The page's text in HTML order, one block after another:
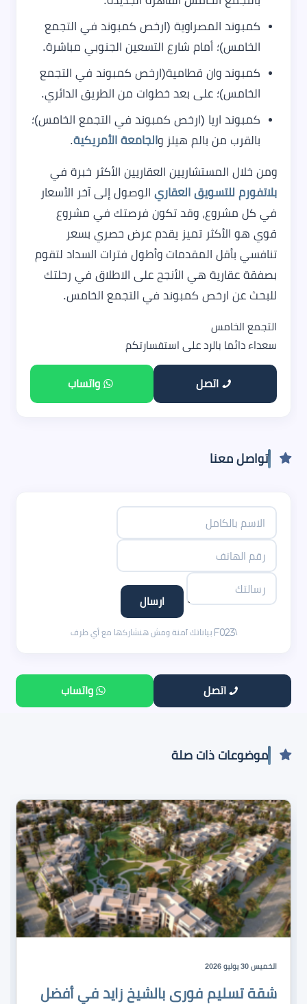
كمبوند المصراوية (ارخص كمبوند في التجمع
الخامس)؛ أمام شارع التسعين الجنوبي مباشرة.
كمبوند وان قطامية(ارخص كمبوند في التجمع
الخامس)؛ على بعد خطوات من الطريق الدائري.
كمبوند اريا (ارخص كمبوند في التجمع الخامس)؛
بالقرب من بالم هيلز والجامعة الأمريكية.
ومن خلال المستشاريين العقاريين الأكثر خبرة في
بلاتفورم للتسويق العقاري الوصول إلى آخر الأسعار
في كل مشروع، وقد تكون فرصتك في مشروع
قوي هو الأكثر تميز يقدم عرض حصري بسعر
تنافسي بأقل المقدمات وأطول فترات السداد لتقوم
بصفقة عقارية هي الأنجح على الاطلاق في رحلتك
للبحث عن ارخص كمبوند في التجمع الخامس.
التجمع الخامس
سعداء دائما بالرد على استفسارتكم
اتصل واتساب
تواصل معنا
اتصل واتساب
موضوعات ذات صلة
الخميس 30 يوليو 2026
شقة تسليم فورى بالشيخ زايد في أفضل